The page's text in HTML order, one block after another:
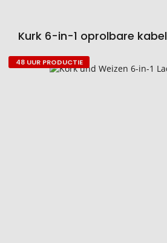
Kurk 6-in-1 oprolbare kabel
Naar
48 UUR PRODUCTIE